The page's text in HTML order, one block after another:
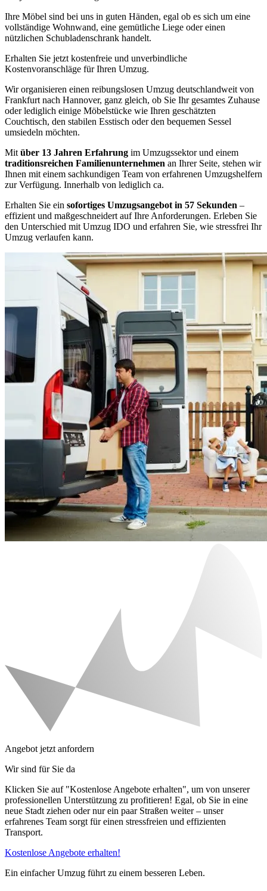
Ihre Möbel sind bei uns in guten Händen, egal ob es sich um eine
vollständige Wohnwand, eine gemütliche Liege oder einen
nützlichen Schubladenschrank handelt.
Erhalten Sie jetzt kostenfreie und unverbindliche
Kostenvoranschläge für Ihren Umzug.
Wir organisieren einen reibungslosen Umzug deutschlandweit von
Frankfurt nach Hannover, ganz gleich, ob Sie Ihr gesamtes Zuhause
oder lediglich einige Möbelstücke wie Ihren geschätzten
Couchtisch, den stabilen Esstisch oder den bequemen Sessel
umsiedeln möchten.
Mit über 13 Jahren Erfahrung im Umzugssektor und einem
traditionsreichen Familienunternehmen an Ihrer Seite, stehen wir
Ihnen mit einem sachkundigen Team von erfahrenen Umzugshelfern
zur Verfügung. Innerhalb von lediglich ca.
Erhalten Sie ein sofortiges Umzugsangebot in 57 Sekunden –
effizient und maßgeschneidert auf Ihre Anforderungen. Erleben Sie
den Unterschied mit Umzug IDO und erfahren Sie, wie stressfrei Ihr
Umzug verlaufen kann.
Angebot jetzt anfordern
Wir sind für Sie da
Klicken Sie auf "Kostenlose Angebote erhalten", um von unserer
professionellen Unterstützung zu profitieren! Egal, ob Sie in eine
neue Stadt ziehen oder nur ein paar Straßen weiter – unser
erfahrenes Team sorgt für einen stressfreien und effizienten
Transport.
Kostenlose Angebote erhalten!
Ein einfacher Umzug führt zu einem besseren Leben.